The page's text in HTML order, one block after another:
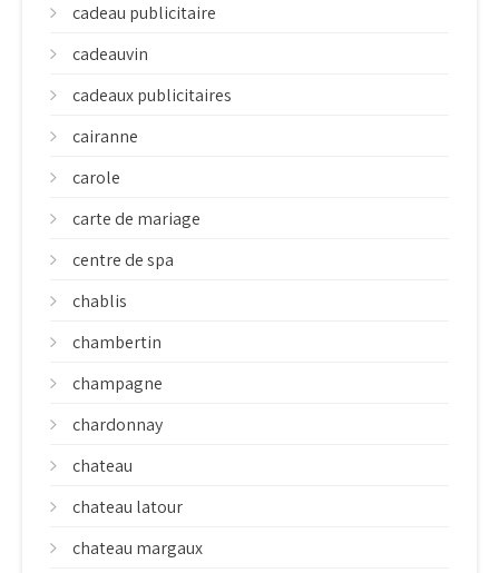
cadeau publicitaire
cadeauvin
cadeaux publicitaires
cairanne
carole
carte de mariage
centre de spa
chablis
chambertin
champagne
chardonnay
chateau
chateau latour
chateau margaux